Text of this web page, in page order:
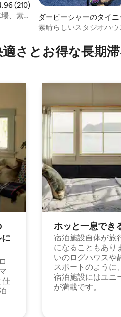
ュー210件、5つ星中4.96つ星の平
(210)
、素
ダービーシャーのタイニ
ハウス
素晴らしいスタジオハウ
さ⁠とお⁠得⁠な長⁠期⁠
仕
ホッと一⁠息⁠で⁠き⁠
宿泊施設自体が旅
になることもあり
いのログハウスや
スボートのように
宿泊施設にはユニ
が満載です。